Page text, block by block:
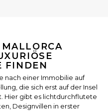
FINDEN
nach einer Immobilie auf
die sich erst auf der Insel
Hier gibt es lichtdurchflutete
Designvillen in erster